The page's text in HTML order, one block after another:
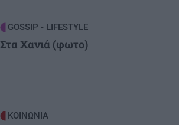
GOSSIP - LIFESTYLE
Στα Χανιά (φωτο)
ΚΟΙΝΩΝΙΑ